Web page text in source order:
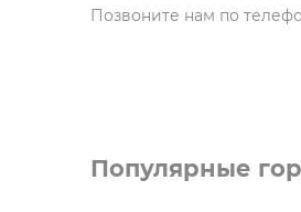
Позвоните нам по
Популярные